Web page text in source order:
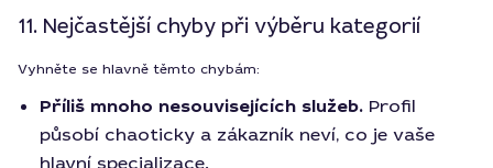
11. Nejčastější chyby při výběru kategorií
Vyhněte se hlavně těmto chybám:
Příliš mnoho nesouvisejících služeb. Profil
působí chaoticky a zákazník neví, co je vaše
hlavní specializace.